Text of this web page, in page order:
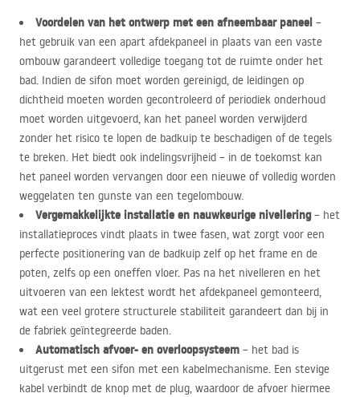
Voordelen van het ontwerp met een afneembaar paneel –
het gebruik van een apart afdekpaneel in plaats van een vaste
ombouw garandeert volledige toegang tot de ruimte onder het
bad. Indien de sifon moet worden gereinigd, de leidingen op
dichtheid moeten worden gecontroleerd of periodiek onderhoud
moet worden uitgevoerd, kan het paneel worden verwijderd
zonder het risico te lopen de badkuip te beschadigen of de tegels
te breken. Het biedt ook indelingsvrijheid – in de toekomst kan
het paneel worden vervangen door een nieuwe of volledig worden
weggelaten ten gunste van een tegelombouw.
Vergemakkelijkte installatie en nauwkeurige nivellering– het
installatieproces vindt plaats in twee fasen, wat zorgt voor een
perfecte positionering van de badkuip zelf op het frame en de
poten, zelfs op een oneffen vloer. Pas na het nivelleren en het
uitvoeren van een lektest wordt het afdekpaneel gemonteerd,
wat een veel grotere structurele stabiliteit garandeert dan bij in
de fabriek geïntegreerde baden.
Automatisch afvoer- en overloopsysteem – het bad is
uitgerust met een sifon met een kabelmechanisme. Een stevige
kabel verbindt de knop met de plug, waardoor de afvoer hiermee